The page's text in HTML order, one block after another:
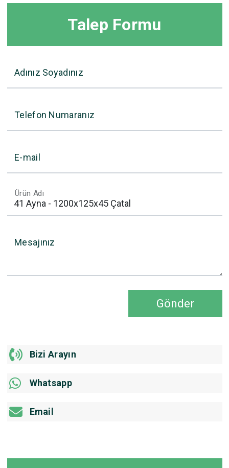
Talep Formu
Adınız Soyadınız
Telefon Numaranız
E-mail
Ürün Adı
Mesajınız
Gönder
Bizi Arayın
Whatsapp
Email